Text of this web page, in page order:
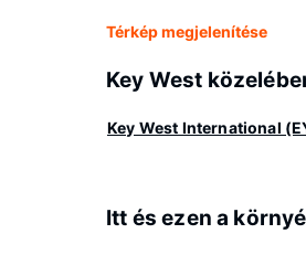
Térkép megjelenítése
Key West
Key West International
Itt és ezen a